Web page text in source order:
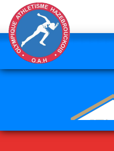
Panneau de gestion des cookies